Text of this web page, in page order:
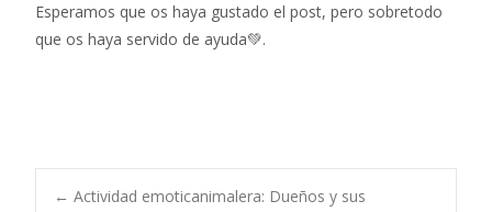
Esperamos que os haya gustado el post, pero sobretodo
que os haya servido de ayuda💚.
← Actividad emoticanimalera: Dueños y sus